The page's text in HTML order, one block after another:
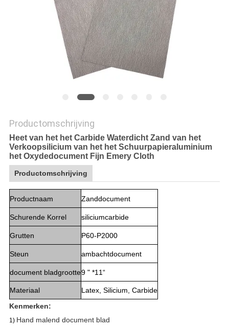
Productomschrijving
Heet van het het Carbide Waterdicht Zand van het
Verkoopsilicium van het het Schuurpapieraluminium
het Oxydedocument Fijn Emery Cloth
Productomschrijving
Productnaam Zanddocument
Schurende Korrel siliciumcarbide
Grutten P60-P2000
Steun ambachtdocument
document bladgrootte9 " *11“
Materiaal
Latex, Silicium, Carbide
Kenmerken:
1) Hand malend document blad